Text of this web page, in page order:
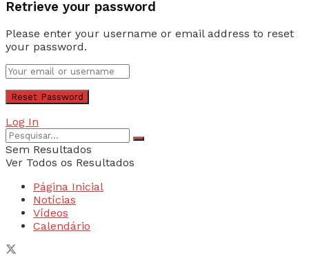
Retrieve your password
Please enter your username or email address to reset
your password.
Log In
Sem Resultados
Ver Todos os Resultados
Página Inicial
Notícias
Vídeos
Calendário